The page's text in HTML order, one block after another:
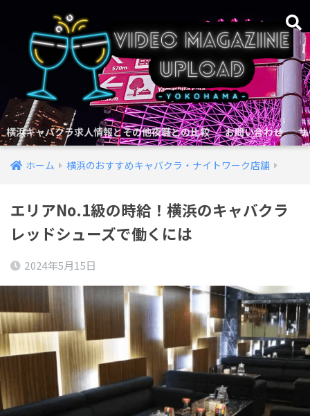
横浜キャバクラ求人情報とその他夜職との比較 お問い合わせ
ホーム 横浜のおすすめキャバクラ・ナイトワーク店舗
エリアNo.1級の時給！横浜のキャバクラ
レッドシューズで働くには
2024年5月15日